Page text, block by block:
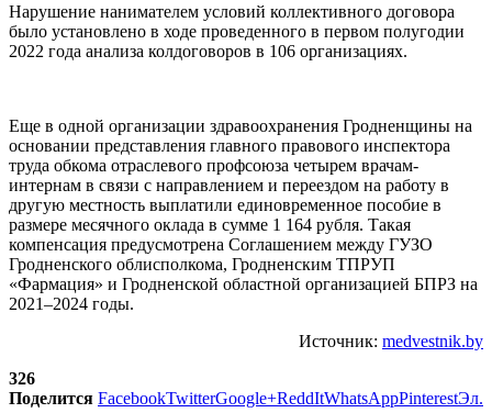
Нарушение нанимателем условий коллективного договора
было установлено в ходе проведенного в первом полугодии
2022 года анализа колдоговоров в 106 организациях.
Еще в одной организации здравоохранения Гродненщины на
основании представления главного правового инспектора
труда обкома отраслевого профсоюза четырем врачам-
интернам в связи с направлением и переездом на работу в
другую местность выплатили единовременное пособие в
размере месячного оклада в сумме 1 164 рубля. Такая
компенсация предусмотрена Соглашением между ГУЗО
Гродненского облисполкома, Гродненским ТПРУП
«Фармация» и Гродненской областной организацией БПРЗ на
2021–2024 годы.
Источник: medvestnik.by
326
Поделится FacebookTwitterGoogle+ReddItWhatsAppPinterestЭл.